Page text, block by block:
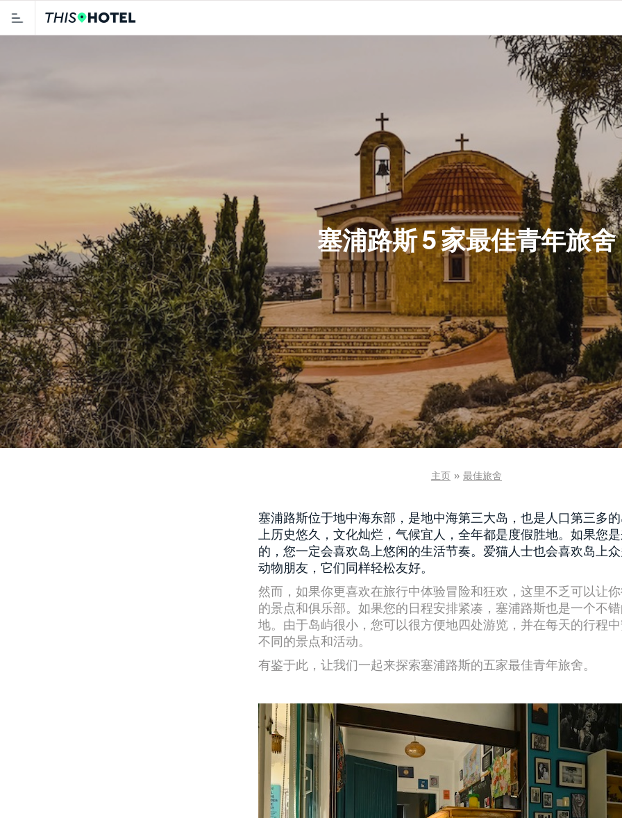
塞浦路斯 5 家最佳青年旅舍
主页 » 最佳旅舍
塞浦路斯位于地中海东部，是地中海第三大岛，也是人口第三多
上历史悠久，文化灿烂，气候宜人，全年都是度假胜地。如果您
的，您一定会喜欢岛上悠闲的生活节奏。爱猫人士也会喜欢岛上
动物朋友，它们同样轻松友好。
然而，如果你更喜欢在旅行中体验冒险和狂欢，这里不乏可以让
的景点和俱乐部。如果您的日程安排紧凑，塞浦路斯也是一个不
地。由于岛屿很小，您可以很方便地四处游览，并在每天的行程
不同的景点和活动。
有鉴于此，让我们一起来探索塞浦路斯的五家最佳青年旅舍。